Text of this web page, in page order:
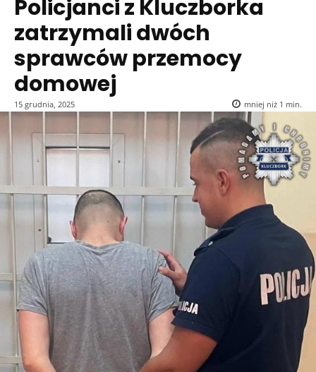
Policjanci z Kluczborka
zatrzymali dwóch
sprawców przemocy
domowej
15 grudnia, 2025 mniej niż 1 min.